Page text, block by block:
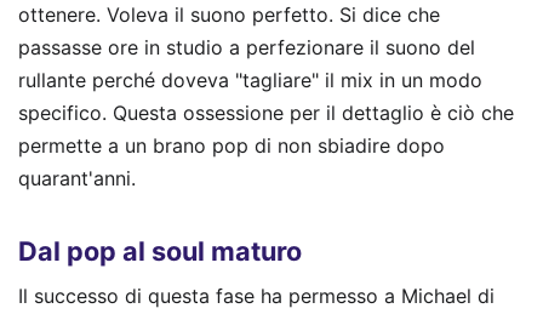
ottenere. Voleva il suono perfetto. Si dice che
passasse ore in studio a perfezionare il suono del
rullante perché doveva "tagliare" il mix in un modo
specifico. Questa ossessione per il dettaglio è ciò che
permette a un brano pop di non sbiadire dopo
quarant'anni.
Dal pop al soul maturo
Il successo di questa fase ha permesso a Michael di